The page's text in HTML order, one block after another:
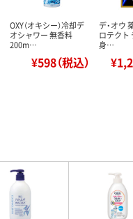
OXY（オキシー）冷却デ
オシャワー 無香料
200m…
¥598（税込）
デ・オウ
ロテクト
身…